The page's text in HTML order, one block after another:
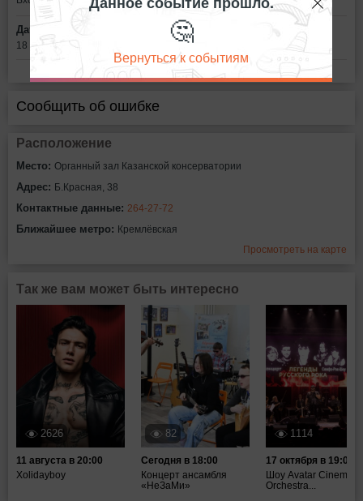
Дата:
18 февраля в 15:00
Сообщить об ошибке
Расположение
Место: Органный зал Казанской консерватории
Адрес: Б.Красная, 38
Контактные данные: 264-27-72
Ближайшее метро: Кремлёвская
Просмотреть на карте
Так же вам может быть интересно
2626
11 августа в 20:00
Xolidayboy
82
Сегодня в 18:00
Концерт ансамбля
«НеЗаМи»
1114
17 октября в 19:00
Шоу Avatar Cinematic
Orchestra...
🤔
Вернуться к событиям